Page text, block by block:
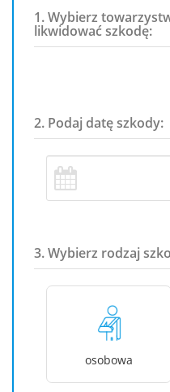
1. Wybierz
likwidować szkodę:
2. Podaj datę szkody:
3. Wybierz rodzaj
osobowa